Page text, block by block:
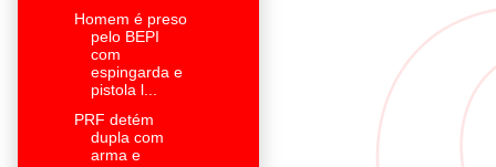
Homem é preso
pelo BEPI
com
espingarda e
pistola l...
PRF detém
dupla com
arma e